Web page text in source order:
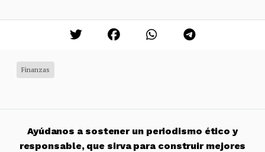
Finanzas
Ayúdanos a sostener un periodismo ético y
responsable, que sirva para construir mejores